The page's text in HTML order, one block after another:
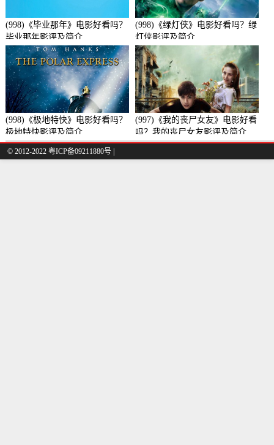
(998)《毕业那年》电影好看吗？
毕业那年影评及简介
(998)《绿灯侠》电影好看吗？绿
灯侠影评及简介
(998)《极地特快》电影好看吗？
极地特快影评及简介
(997)《我的丧尸女友》电影好看
吗？我的丧尸女友影评及简介
© 2012-2022 粤ICP备09211880号 |